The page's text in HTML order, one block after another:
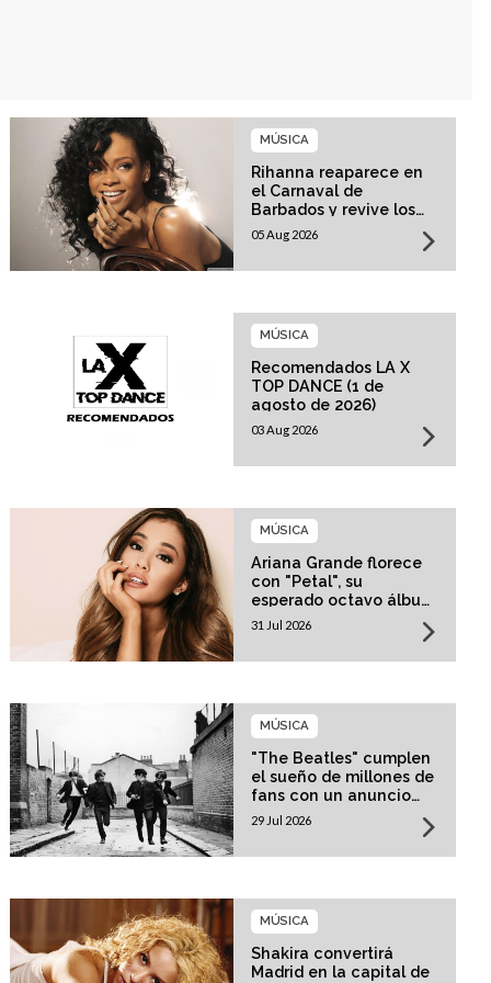
Rihanna reaparece en
el Carnaval de
Barbados y revive los
rumores sobre su
esperado regreso
MÚSICA
05 Aug 2026
Recomendados LA X
TOP DANCE (1 de
agosto de 2026)
MÚSICA
03 Aug 2026
Ariana Grande florece
con "Petal", su
esperado octavo álbum
de estudio
MÚSICA
31 Jul 2026
"The Beatles" cumplen
el sueño de millones de
fans con un anuncio
histórico
MÚSICA
29 Jul 2026
Shakira convertirá
Madrid en la capital de
MÚSICA